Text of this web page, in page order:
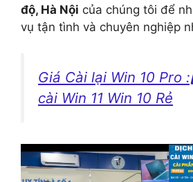
độ, Hà Nội của chúng tôi để
vụ tận tình và chuyên nghiệp
Giá Cài lại Win 10 Pro
cài Win 11 Win 10 Rẻ